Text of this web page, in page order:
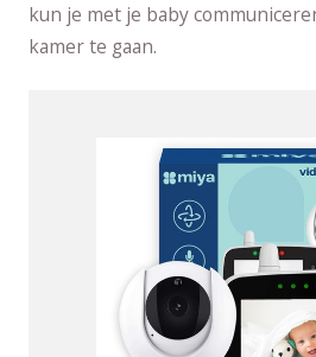
kun je met je baby
kamer te gaan.